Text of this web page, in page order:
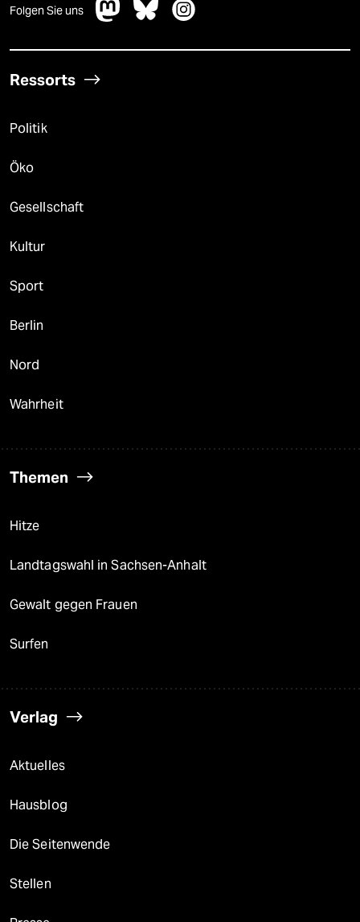
Folgen Sie uns
Ressorts
Politik
Öko
Gesellschaft
Kultur
Sport
Berlin
Nord
Wahrheit
Themen
Hitze
Landtagswahl in Sachsen-Anhalt
Gewalt gegen Frauen
Surfen
Verlag
Aktuelles
Hausblog
Die Seitenwende
Stellen